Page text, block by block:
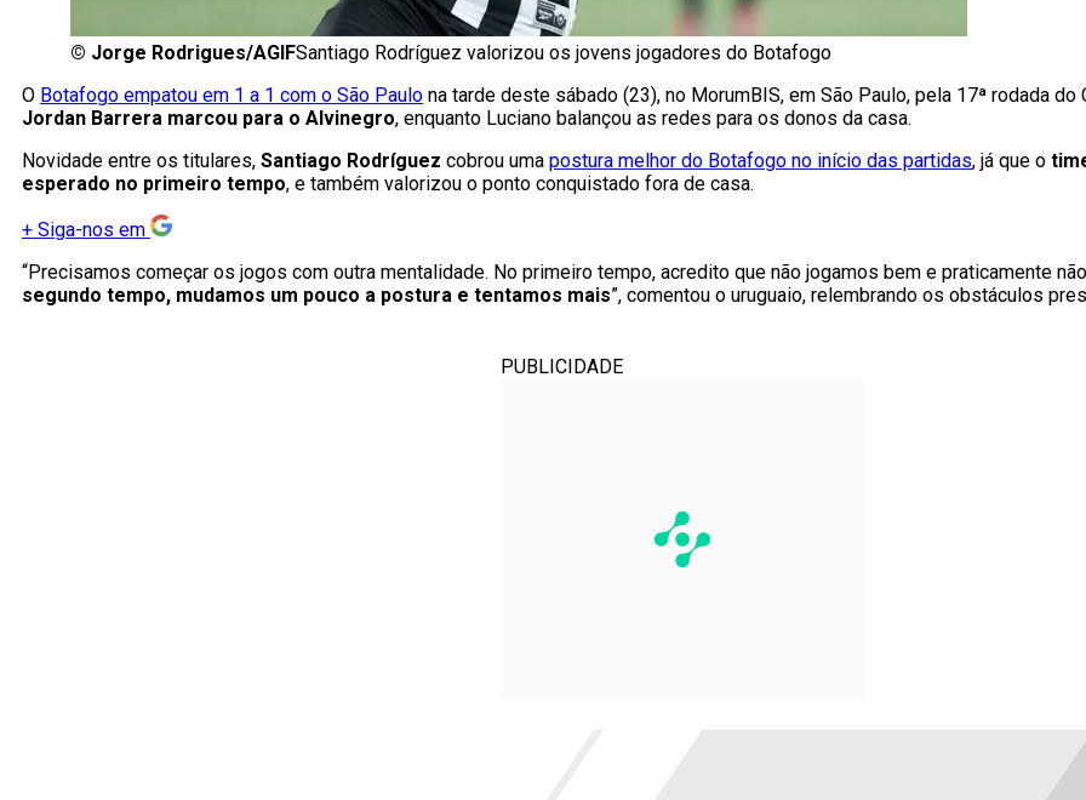
© Jorge Rodrigues/AGIFSantiago Rodríguez valorizou os jovens jogadores do Botafogo
O Botafogo empatou em 1 a 1 com o São Paulo na tarde deste sábado (23), no MorumBIS, em São Paulo, pela 17ª rodada do
Jordan Barrera marcou para o Alvinegro, enquanto Luciano balançou as redes para os donos da casa.
Novidade entre os titulares, Santiago Rodríguez cobrou uma postura melhor do Botafogo no início das partidas, já que o
esperado no primeiro tempo, e também valorizou o ponto conquistado fora de casa.
+ Siga-nos em
“Precisamos começar os jogos com outra mentalidade. No primeiro tempo, acredito que não jogamos bem e praticamente
segundo tempo, mudamos um pouco a postura e tentamos mais”, comentou o uruguaio, relembrando os obstáculos
PUBLICIDADE